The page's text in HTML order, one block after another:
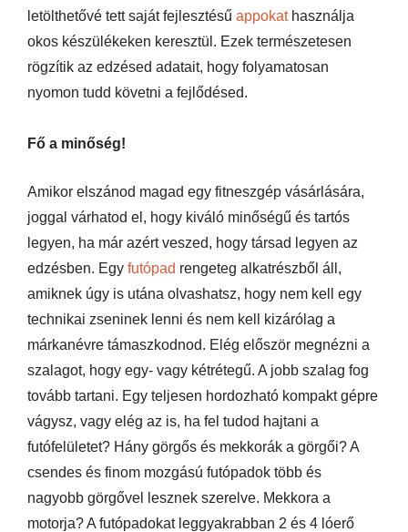
letölthetővé tett saját fejlesztésű appokathasználja
okos készülékeken keresztül. Ezek természetesen
rögzítik az edzésed adatait, hogy folyamatosan
nyomon tudd követni a fejlődésed.
Fő a minőség!
Amikor elszánod magad egy fitneszgép vásárlására,
joggal várhatod el, hogy kiváló minőségű és tartós
legyen, ha már azért veszed, hogy társad legyen az
edzésben. Egy futópad rengeteg alkatrészből áll,
amiknek úgy is utána olvashatsz, hogy nem kell egy
technikai zseninek lenni és nem kell kizárólag a
márkanévre támaszkodnod. Elég először megnézni a
szalagot, hogy egy- vagy kétrétegű. A jobb szalag fog
tovább tartani. Egy teljesen hordozható kompakt gépre
vágysz, vagy elég az is, ha fel tudod hajtani a
futófelületet? Hány görgős és mekkorák a görgői? A
csendes és finom mozgású futópadok több és
nagyobb görgővel lesznek szerelve. Mekkora a
motorja? A futópadokat leggyakrabban 2 és 4 lóerő